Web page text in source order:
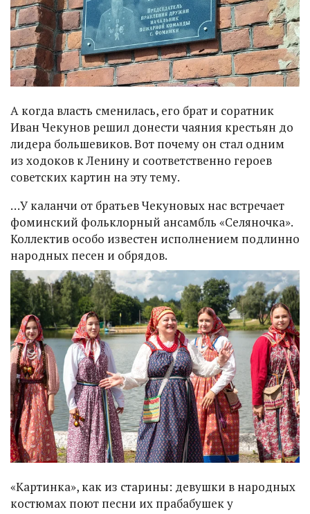
А когда власть сменилась, его брат и соратник
Иван Чекунов решил донести чаяния крестьян до
лидера большевиков. Вот почему он стал одним
из ходоков к Ленину и соответственно героев
советских картин на эту тему.
…У каланчи от братьев Чекуновых нас встречает
фоминский фольклорный ансамбль «Селяночка».
Коллектив особо известен исполнением подлинно
народных песен и обрядов.
«Картинка», как из старины: девушки в народных
костюмах поют песни их прабабушек у